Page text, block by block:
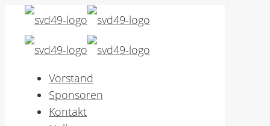
Vorstand
Sponsoren
Kontakt